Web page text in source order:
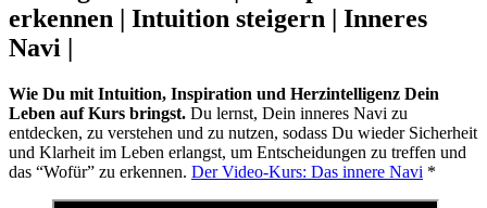
erkennen | Intuition steigern | Inneres
Navi |
Wie Du mit Intuition, Inspiration und Herzintelligenz Dein
Leben auf Kurs bringst. Du lernst, Dein inneres Navi zu
entdecken, zu verstehen und zu nutzen, sodass Du wieder Sicherheit
und Klarheit im Leben erlangst, um Entscheidungen zu treffen und
das “Wofür” zu erkennen. Der Video-Kurs: Das innere Navi *